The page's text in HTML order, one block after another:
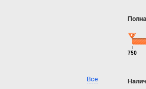
750
Все